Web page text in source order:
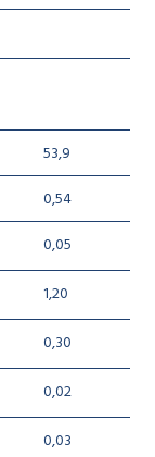
53,9
0,54
0,05
1,20
0,30
0,02
0,03